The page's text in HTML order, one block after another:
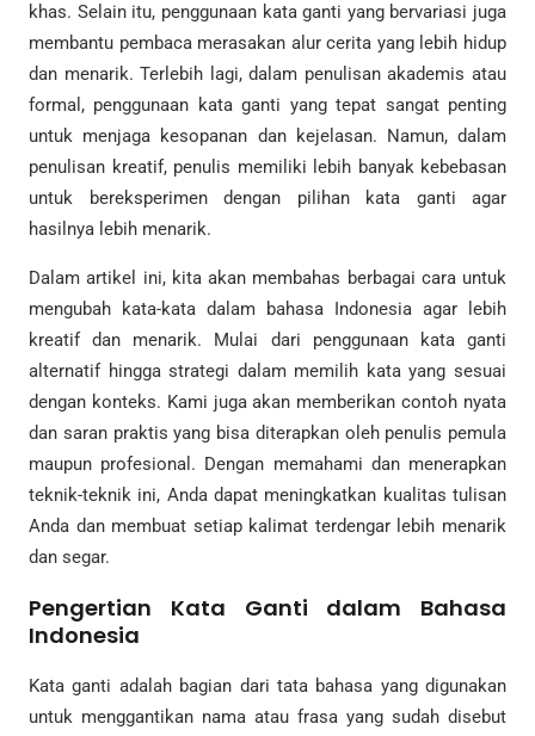
khas. Selain itu, penggunaan kata ganti yang bervariasi juga
membantu pembaca merasakan alur cerita yang lebih hidup
dan menarik. Terlebih lagi, dalam penulisan akademis atau
formal, penggunaan kata ganti yang tepat sangat penting
untuk menjaga kesopanan dan kejelasan. Namun, dalam
penulisan kreatif, penulis memiliki lebih banyak kebebasan
untuk bereksperimen dengan pilihan kata ganti agar
hasilnya lebih menarik.
Dalam artikel ini, kita akan membahas berbagai cara untuk
mengubah kata-kata dalam bahasa Indonesia agar lebih
kreatif dan menarik. Mulai dari penggunaan kata ganti
alternatif hingga strategi dalam memilih kata yang sesuai
dengan konteks. Kami juga akan memberikan contoh nyata
dan saran praktis yang bisa diterapkan oleh penulis pemula
maupun profesional. Dengan memahami dan menerapkan
teknik-teknik ini, Anda dapat meningkatkan kualitas tulisan
Anda dan membuat setiap kalimat terdengar lebih menarik
dan segar.
Pengertian Kata Ganti dalam Bahasa
Indonesia
Kata ganti adalah bagian dari tata bahasa yang digunakan
untuk menggantikan nama atau frasa yang sudah disebut